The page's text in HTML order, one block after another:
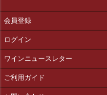
会員登録
ログイン
ワインニュースレター
ご利用ガイド